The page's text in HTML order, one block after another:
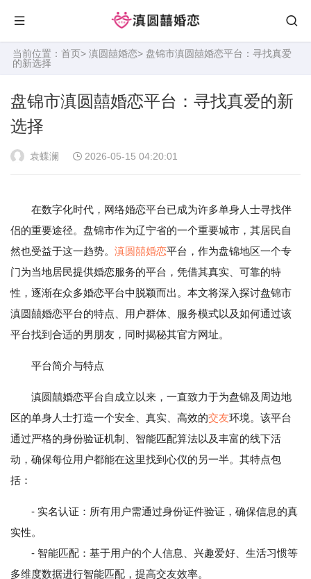
当前位置： 首页> 滇圆囍婚恋> 盘锦市滇圆囍婚恋平台：寻找真爱
的新选择
盘锦市滇圆囍婚恋平台：寻找真爱的新
选择
袁蝶澜 2026-05-15 04:20:01
在数字化时代，网络婚恋平台已成为许多单身人士寻找伴
侣的重要途径。盘锦市作为辽宁省的一个重要城市，其居民自
然也受益于这一趋势。 滇圆囍婚恋平台，作为盘锦地区一个专
门为当地居民提供婚恋服务的平台，凭借其真实、可靠的特
性，逐渐在众多婚恋平台中脱颖而出。本文将深入探讨盘锦市
滇圆囍婚恋平台的特点、用户群体、服务模式以及如何通过该
平台找到合适的男朋友，同时揭秘其官方网址。
平台简介与特点
滇圆囍婚恋平台自成立以来，一直致力于为盘锦及周边地
区的单身人士打造一个安全、真实、高效的交友环境。该平台
通过严格的身份验证机制、智能匹配算法以及丰富的线下活
动，确保每位用户都能在这里找到心仪的另一半。其特点包
括：
- 实名认证：所有用户需通过身份证件验证，确保信息的真
实性。
- 智能匹配：基于用户的个人信息、兴趣爱好、生活习惯等
多维度数据进行智能匹配，提高交友效率。